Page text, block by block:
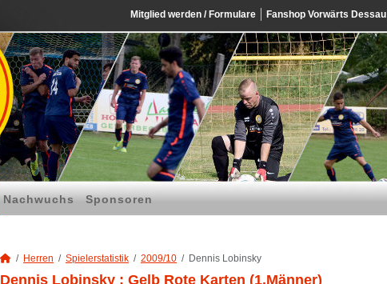
Mitglied werden / Formulare Fanshop Vorwärts Dessau
Nachwuchs Sponsoren
Herren Spielerstatistik 2009/10 Dennis Lobinsky
Dennis Lobinsky : Gelb Rote Karten (1.Männer)